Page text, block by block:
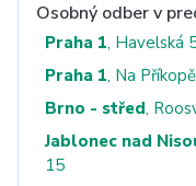
Osobný odber v
Praha 1, Havelská
Praha 1, Na
Brno - střed,
Jablonec nad
15